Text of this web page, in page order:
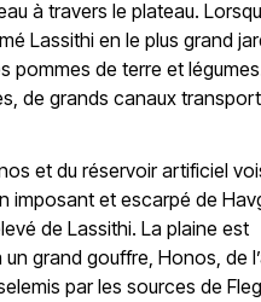
à travers le plateau.
Lassithi en le plus grand
pommes de terre et
de grands canaux
et du réservoir artificiel
imposant et escarpé de
de Lassithi. La plaine est
grand gouffre, Honos, de
par les sources de